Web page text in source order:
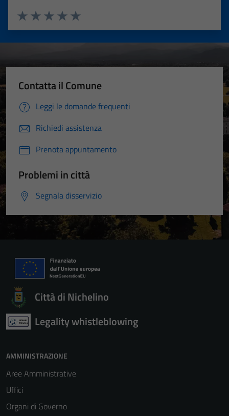
Valuta 5 stelle su 5
Valuta 4 stelle su 5
Valuta 3 stelle su 5
Valuta 2 stelle su 5
Valuta 1 stelle su 5
Contatta il Comune
Leggi le domande frequenti
Richiedi assistenza
Prenota appuntamento
Problemi in città
Segnala disservizio
Città di Nichelino
Legality whistleblowing
AMMINISTRAZIONE
Aree Amministrative
Uffici
Organi di Governo